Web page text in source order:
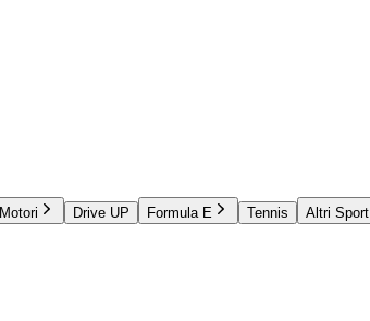
Motori Drive UP Formula E Tennis Altri Sport